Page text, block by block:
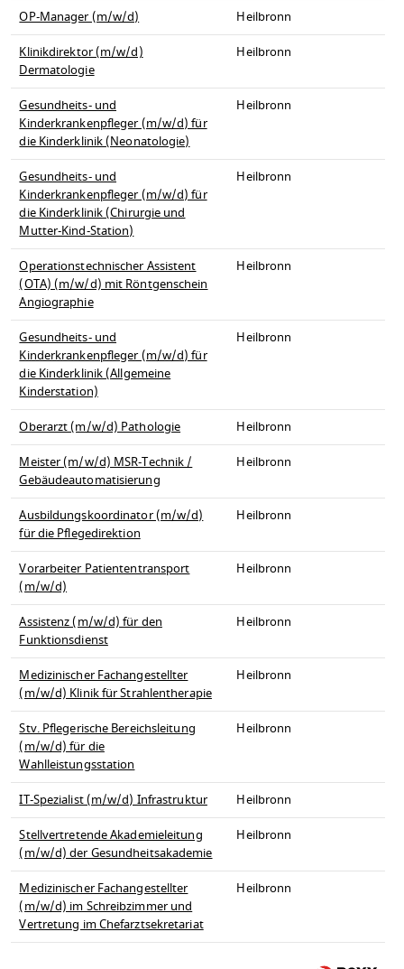
OP-Manager (m/w/d)
Heilbronn
Klinikdirektor (m/w/d)
Dermatologie
Heilbronn
Gesundheits- und
Kinderkrankenpfleger (m/w/d) für
die Kinderklinik (Neonatologie)
Heilbronn
Gesundheits- und
Kinderkrankenpfleger (m/w/d) für
die Kinderklinik (Chirurgie und
Mutter-Kind-Station)
Heilbronn
Operationstechnischer Assistent
(OTA) (m/w/d) mit Röntgenschein
Angiographie
Heilbronn
Gesundheits- und
Kinderkrankenpfleger (m/w/d) für
die Kinderklinik (Allgemeine
Kinderstation)
Heilbronn
Oberarzt (m/w/d) Pathologie
Heilbronn
Meister (m/w/d) MSR-Technik /
Gebäudeautomatisierung
Heilbronn
Ausbildungskoordinator (m/w/d)
für die Pflegedirektion
Heilbronn
Vorarbeiter Patiententransport
(m/w/d)
Heilbronn
Assistenz (m/w/d) für den
Funktionsdienst
Heilbronn
Medizinischer Fachangestellter
(m/w/d) Klinik für Strahlentherapie
Heilbronn
Stv. Pflegerische Bereichsleitung
(m/w/d) für die
Wahlleistungsstation
Heilbronn
IT-Spezialist (m/w/d) Infrastruktur
Heilbronn
Stellvertretende Akademieleitung
(m/w/d) der Gesundheitsakademie
Heilbronn
Medizinischer Fachangestellter
(m/w/d) im Schreibzimmer und
Vertretung im Chefarztsekretariat
Heilbronn